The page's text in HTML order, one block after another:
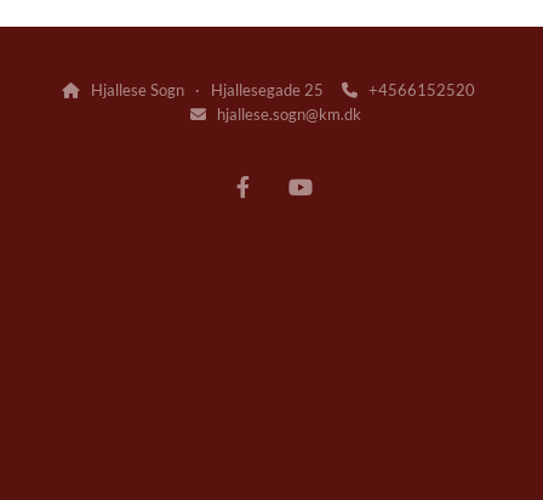
Hjallese Sogn · Hjallesegade 25 +4566152520
hjallese.sogn@km.dk